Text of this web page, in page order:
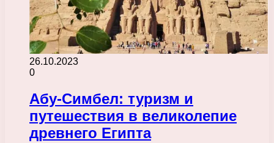
26.10.2023
0
Абу-Симбел: туризм и
путешествия в великолепие
древнего Египта